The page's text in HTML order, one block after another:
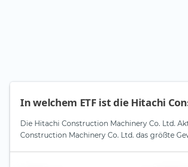
In welchem ETF ist die Hitachi
Die Hitachi Construction Machinery Co. Ltd.
Construction Machinery Co. Ltd. das größte